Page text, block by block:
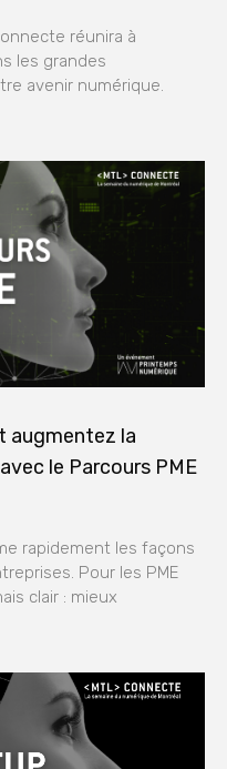
réunira à
les grandes
avenir numérique.
augmentez la
le Parcours PME
rapidement les façons
Pour les PME
clair : mieux